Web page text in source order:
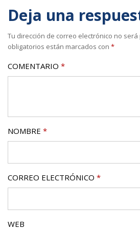
Deja una
Tu dirección de correo electrónico no será
obligatorios están marcados con *
COMENTARIO *
NOMBRE *
CORREO ELECTRÓNICO *
WEB